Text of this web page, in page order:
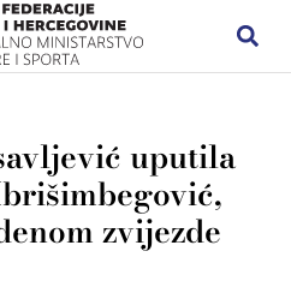
uputila
zvijezde